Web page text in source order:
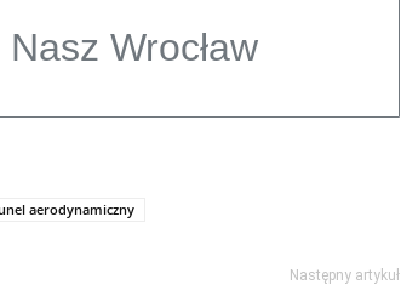
Wrocław
aerodynamiczny
Następny artykuł